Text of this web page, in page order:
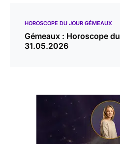
HOROSCOPE DU JOUR GÉMEAUX
Gémeaux : Horoscope du
31.05.2026